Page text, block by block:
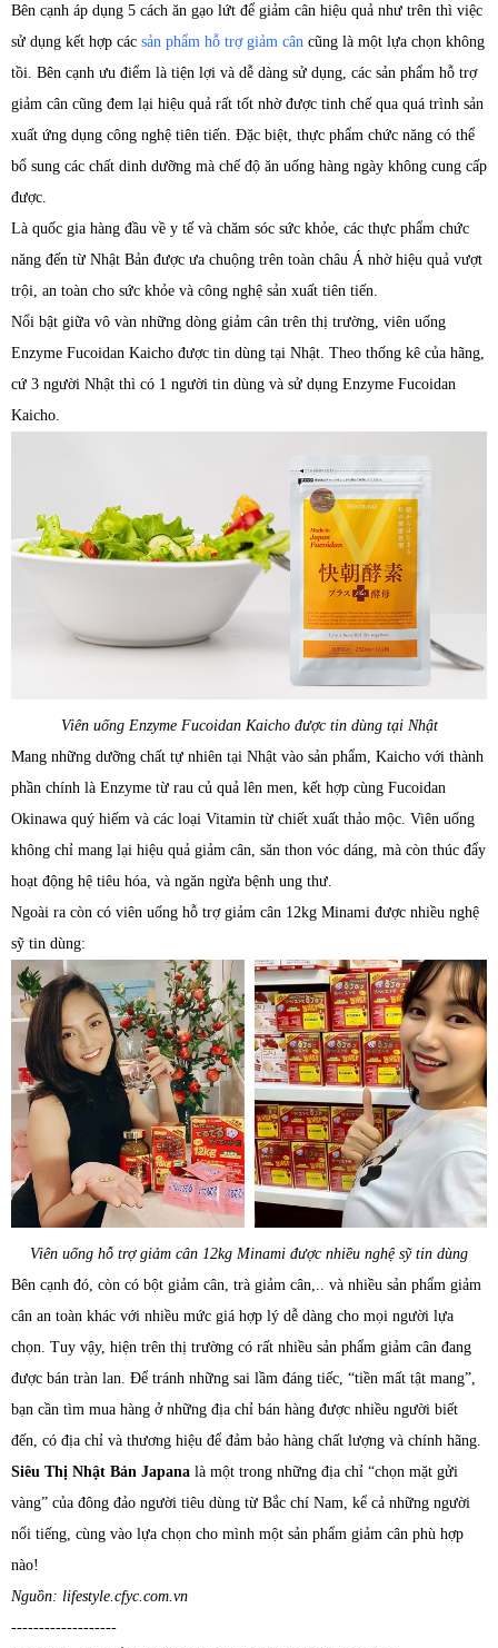
Bên cạnh áp dụng 5 cách ăn gạo lứt để giảm cân hiệu quả như trên thì việc
sử dụng kết hợp các sản phẩm hỗ trợ giảm cân cũng là một lựa chọn không
tồi. Bên cạnh ưu điểm là tiện lợi và dễ dàng sử dụng, các sản phẩm hỗ trợ
giảm cân cũng đem lại hiệu quả rất tốt nhờ được tinh chế qua quá trình sản
xuất ứng dụng công nghệ tiên tiến. Đặc biệt, thực phẩm chức năng có thể
bổ sung các chất dinh dưỡng mà chế độ ăn uống hàng ngày không cung cấp
được.
Là quốc gia hàng đầu về y tế và chăm sóc sức khỏe, các thực phẩm chức
năng đến từ Nhật Bản được ưa chuộng trên toàn châu Á nhờ hiệu quả vượt
trội, an toàn cho sức khỏe và công nghệ sản xuất tiên tiến.
Nổi bật giữa vô vàn những dòng giảm cân trên thị trường, viên uống
Enzyme Fucoidan Kaicho được tin dùng tại Nhật. Theo thống kê của hãng,
cứ 3 người Nhật thì có 1 người tin dùng và sử dụng Enzyme Fucoidan
Kaicho.
Viên uống Enzyme Fucoidan Kaicho được tin dùng tại Nhật
Mang những dưỡng chất tự nhiên tại Nhật vào sản phẩm, Kaicho với thành
phần chính là Enzyme từ rau củ quả lên men, kết hợp cùng Fucoidan
Okinawa quý hiếm và các loại Vitamin từ chiết xuất thảo mộc. Viên uống
không chỉ mang lại hiệu quả giảm cân, săn thon vóc dáng, mà còn thúc đẩy
hoạt động hệ tiêu hóa, và ngăn ngừa bệnh ung thư.
Ngoài ra còn có viên uống hỗ trợ giảm cân 12kg Minami được nhiều nghệ
sỹ tin dùng:
Viên uống hỗ trợ giảm cân 12kg Minami được nhiều nghệ sỹ tin dùng
Bên cạnh đó, còn có bột giảm cân, trà giảm cân,.. và nhiều sản phẩm giảm
cân an toàn khác với nhiều mức giá hợp lý dễ dàng cho mọi người lựa
chọn. Tuy vậy, hiện trên thị trường có rất nhiều sản phẩm giảm cân đang
được bán tràn lan. Để tránh những sai lầm đáng tiếc, “tiền mất tật mang”,
bạn cần tìm mua hàng ở những địa chỉ bán hàng được nhiều người biết
đến, có địa chỉ và thương hiệu để đảm bảo hàng chất lượng và chính hãng.
Siêu Thị Nhật Bản Japana là một trong những địa chỉ “chọn mặt gửi
vàng” của đông đảo người tiêu dùng từ Bắc chí Nam, kể cả những người
nổi tiếng, cùng vào lựa chọn cho mình một sản phẩm giảm cân phù hợp
nào!
Nguồn: lifestyle.cfyc.com.vn
-------------------